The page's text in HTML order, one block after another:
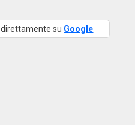
direttamente su Google